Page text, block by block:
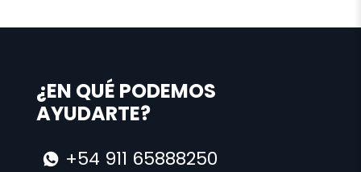
¿EN QUÉ PODEMOS
AYUDARTE?
+54 911 65888250